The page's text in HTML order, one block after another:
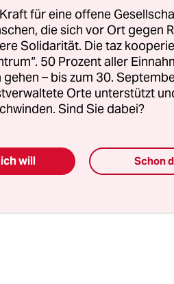
Träger habe einer
Inobhutnahme aus der
in einer Beschwerde zum
und war im „Haus Friesik“
Kontakt aufgenommen,
noch Ermittlungen.“
für eine offene
die sich vor Ort gegen
Solidarität. Die taz
50 Prozent aller
gehen – bis zum 30.
Orte unterstützt
Sind Sie dabei?
will Schon